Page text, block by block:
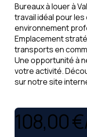
Bureaux à louer à
travail idéal pour
environnement
Emplacement
transports en
Une opportunité à
votre activité.
sur notre site
108,00